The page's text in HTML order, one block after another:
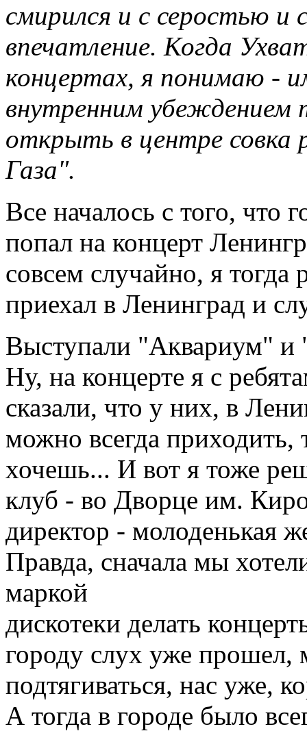
смирился и с серостью и
впечатление. Когда
концертах, я понимаю -
внутренним
открыть в центре совка
Газа".
Все началось с того, что
попал на концерт
совсем случайно, я тогда
приехал в Ленинград и
Выступали "Аквариум" и
Ну, на концерте я с
сказали, что у них, в
можно всегда приходить,
хочешь... И вот я тоже
клуб - во Дворце им.
директор - молоденькая
Правда, сначала мы
маркой
дискотеки делать
городу слух уже прошел,
подтягиваться, нас уже,
А тогда в городе было